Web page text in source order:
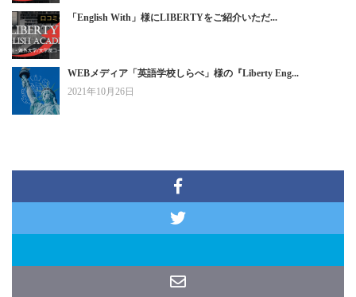
「English With」様にLIBERTYをご紹介いただ...
WEBメディア「英語学校しらべ」様の『Liberty Eng...
2021年10月26日